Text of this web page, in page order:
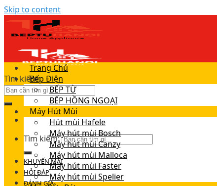
Skip to content
Tìm kiếm:
Tìm kiếm:
KHUYẾN MÃI
HỎI ĐÁP
ĐÁNH GIÁ
Trang Chủ
Bếp Điện
BẾP TỪ
BẾP HỒNG NGOẠI
Máy Hút Mùi
Hút mùi Hafele
Máy hút mùi Bosch
Máy hút mùi Canzy
Máy hút mùi Malloca
Máy hút mùi Faster
Máy hút mùi Spelier